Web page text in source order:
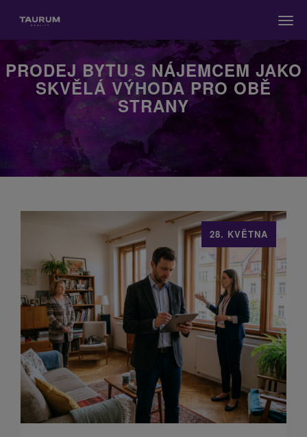
PRODEJ BYTU S NÁJEMCEM JAKO
SKVĚLÁ VÝHODA PRO OBĚ
STRANY
28. KVĚTNA